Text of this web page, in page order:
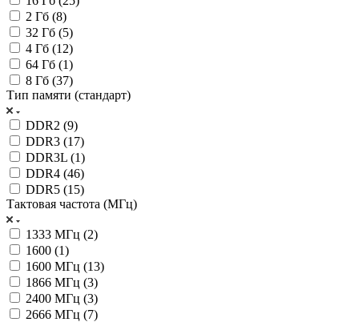
2 Гб (8)
32 Гб (5)
4 Гб (12)
64 Гб (1)
8 Гб (37)
Тип памяти (стандарт)
DDR2 (9)
DDR3 (17)
DDR3L (1)
DDR4 (46)
DDR5 (15)
Тактовая частота (МГц)
1333 МГц (2)
1600 (1)
1600 МГц (13)
1866 МГц (3)
2400 МГц (3)
2666 МГц (7)